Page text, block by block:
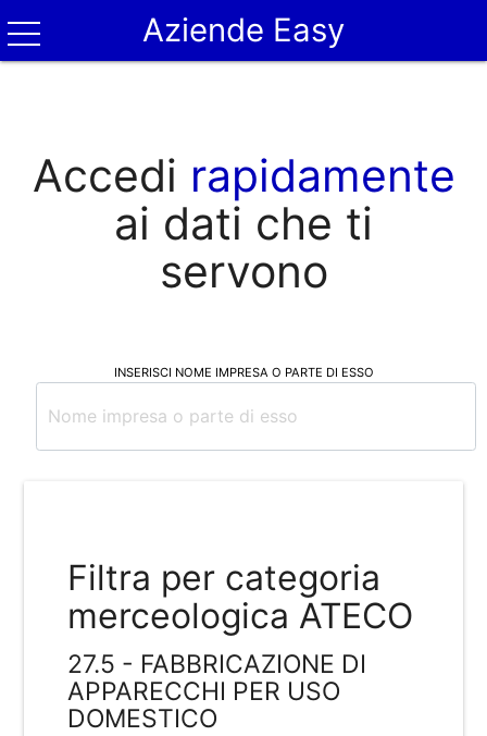
Aziende Easy
Accedi rapidamente
ai dati che ti
servono
INSERISCI NOME IMPRESA O PARTE DI ESSO
Filtra per categoria
merceologica ATECO
27.5 - FABBRICAZIONE DI
APPARECCHI PER USO
DOMESTICO